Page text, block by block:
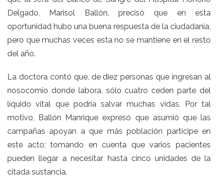
Delgado, Marisol Ballón, precisó que en esta
oportunidad hubo una buena respuesta de la ciudadanía,
pero que muchas veces esta no se mantiene en el resto
del año.
La doctora contó que, de diez personas que ingresan al
nosocomio donde labora, sólo cuatro ceden parte del
líquido vital que podría salvar muchas vidas. Por tal
motivo, Ballón Manrique expresó que asumió que las
campañas apoyan a que más población participe en
este acto; tomando en cuenta que varios pacientes
pueden llegar a necesitar hasta cinco unidades de la
citada sustancia.